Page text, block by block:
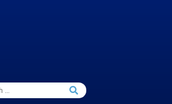
Search